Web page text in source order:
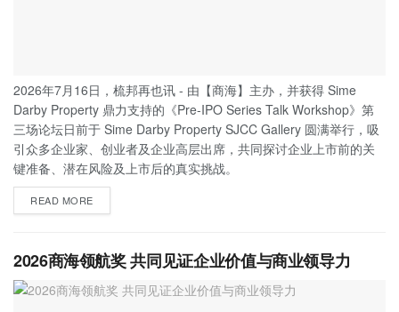
2026年7月16日，梳邦再也讯 - 由【商海】主办，并获得 Sime
Darby Property 鼎力支持的《Pre-IPO Series Talk Workshop》第
三场论坛日前于 Sime Darby Property SJCC Gallery 圆满举行，吸
引众多企业家、创业者及企业高层出席，共同探讨企业上市前的关
键准备、潜在风险及上市后的真实挑战。
READ MORE
2026商海领航奖 共同见证企业价值与商业领导力